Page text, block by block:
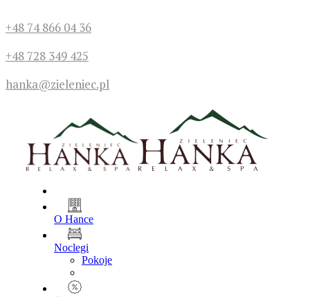
+48 74 866 04 36
+48 728 349 425
hanka@zieleniec.pl
O Hance
Noclegi
Pokoje